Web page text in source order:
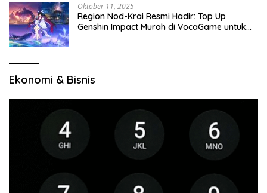
Oktober 11, 2025
Region Nod-Krai Resmi Hadir: Top Up
Genshin Impact Murah di VocaGame untuk
Ekonomi & Bisnis